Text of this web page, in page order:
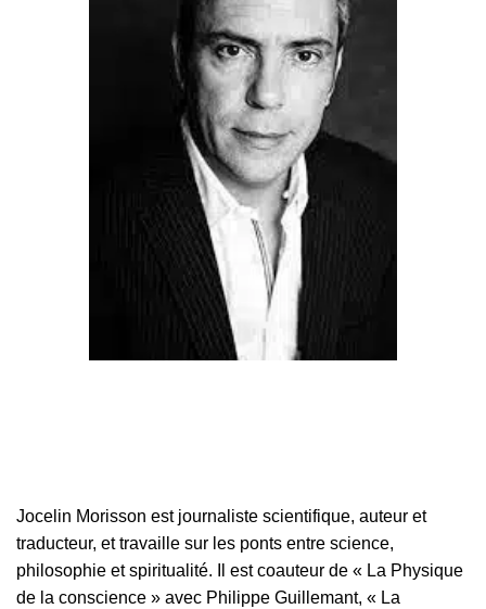
Jocelin Morisson est journaliste scientifique, auteur et
traducteur, et travaille sur les ponts entre science,
philosophie et spiritualité. Il est coauteur de « La Physique
de la conscience » avec Philippe Guillemant, « La